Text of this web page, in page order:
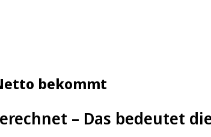
bekommt
– Das bedeutet